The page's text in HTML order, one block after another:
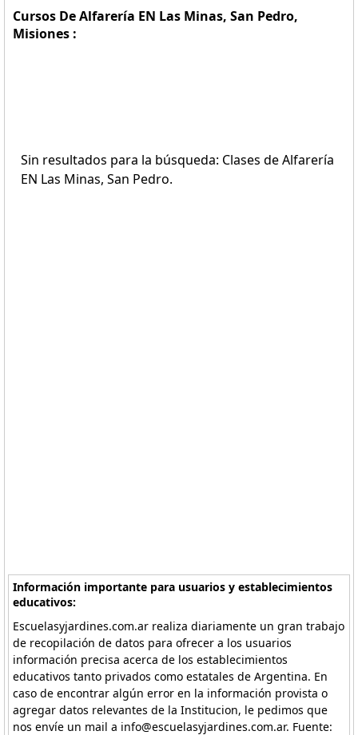
Cursos De Alfarería EN Las Minas, San Pedro,
Misiones :
Sin resultados para la búsqueda: Clases de Alfarería
EN Las Minas, San Pedro.
Información importante para usuarios y establecimientos
educativos:
Escuelasyjardines.com.ar realiza diariamente un gran trabajo
de recopilación de datos para ofrecer a los usuarios
información precisa acerca de los establecimientos
educativos tanto privados como estatales de Argentina. En
caso de encontrar algún error en la información provista o
agregar datos relevantes de la Institucion, le pedimos que
nos envíe un mail a info@escuelasyjardines.com.ar. Fuente: